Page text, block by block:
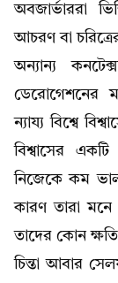
অবজার্ভাররা
আচরণ বা
অন্যান্য
ডেরোগেশনের
ন্যায্য বিশ্বে
বিশ্বাসের
নিজেকে কম
কারণ তারা
তাদের কোন
চিন্তা আবার